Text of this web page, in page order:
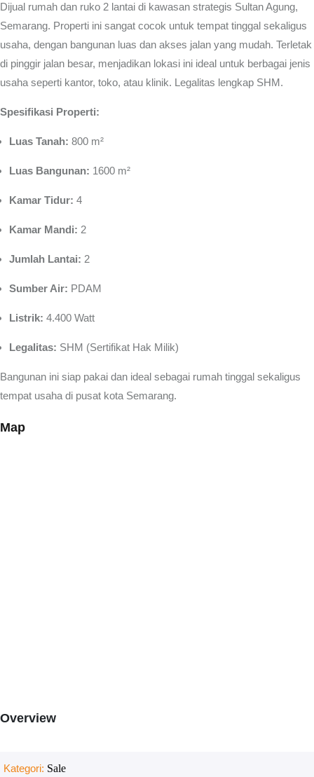
Dijual rumah dan ruko 2 lantai di kawasan strategis Sultan Agung,
Semarang. Properti ini sangat cocok untuk tempat tinggal sekaligus
usaha, dengan bangunan luas dan akses jalan yang mudah. Terletak
di pinggir jalan besar, menjadikan lokasi ini ideal untuk berbagai jenis
usaha seperti kantor, toko, atau klinik. Legalitas lengkap SHM.
Spesifikasi Properti:
Luas Tanah: 800 m²
Luas Bangunan: 1600 m²
Kamar Tidur: 4
Kamar Mandi: 2
Jumlah Lantai: 2
Sumber Air: PDAM
Listrik: 4.400 Watt
Legalitas: SHM (Sertifikat Hak Milik)
Bangunan ini siap pakai dan ideal sebagai rumah tinggal sekaligus
tempat usaha di pusat kota Semarang.
Map
Overview
Kategori: Sale